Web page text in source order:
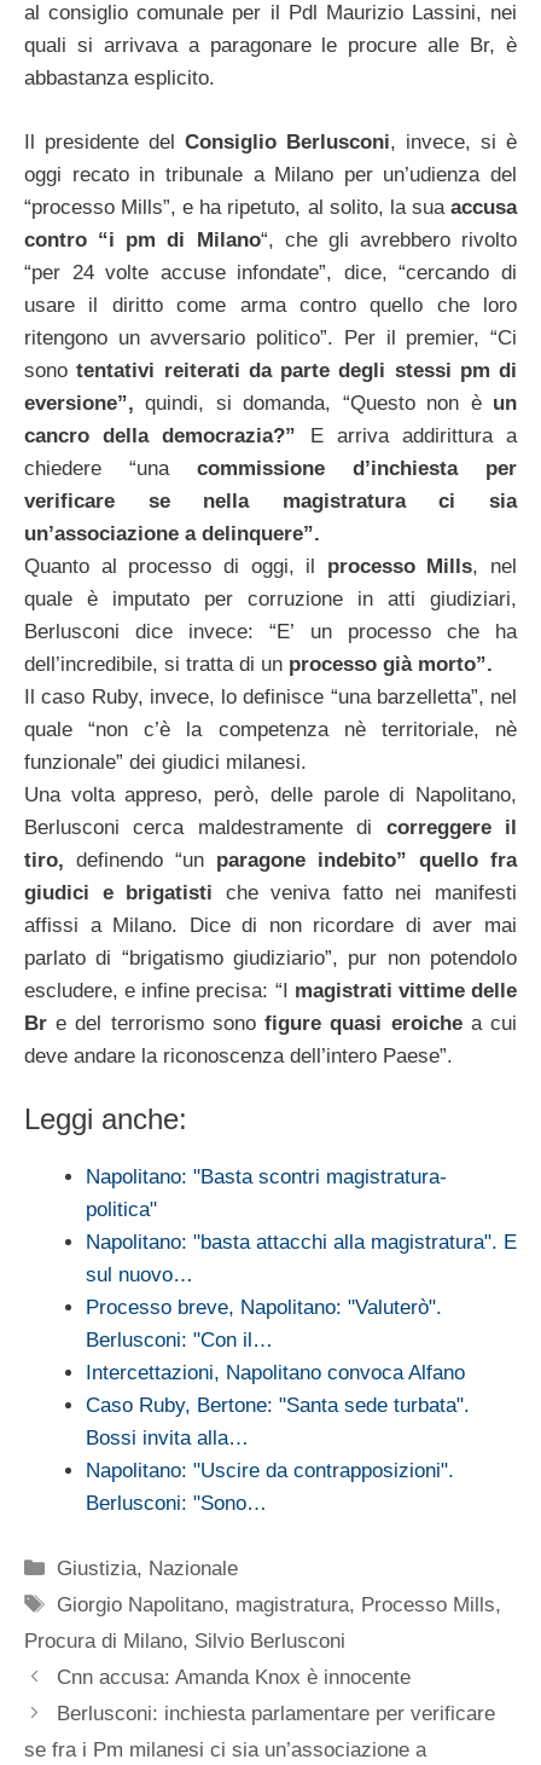
al consiglio comunale per il Pdl Maurizio Lassini, nei
quali si arrivava a paragonare le procure alle Br, è
abbastanza esplicito.
Il presidente del Consiglio Berlusconi, invece, si è
oggi recato in tribunale a Milano per un’udienza del
“processo Mills”, e ha ripetuto, al solito, la sua accusa
contro “i pm di Milano“, che gli avrebbero rivolto
“per 24 volte accuse infondate”, dice, “cercando di
usare il diritto come arma contro quello che loro
ritengono un avversario politico”. Per il premier, “Ci
sonotentativi reiterati da parte degli stessi pm di
eversione”, quindi, si domanda, “Questo non è un
cancro della democrazia?” E arriva addirittura a
chiedere “una commissione d’inchiesta per
verificare se nella magistratura ci sia
un’associazione a delinquere”.
Quanto al processo di oggi, il processo Mills, nel
quale è imputato per corruzione in atti giudiziari,
Berlusconi dice invece: “E’ un processo che ha
dell’incredibile, si tratta di un processo già morto”.
Il caso Ruby, invece, lo definisce “una barzelletta”, nel
quale “non c’è la competenza nè territoriale, nè
funzionale” dei giudici milanesi.
Una volta appreso, però, delle parole di Napolitano,
Berlusconi cerca maldestramente di correggere il
tiro, definendo “un paragone indebito” quello fra
giudici e brigatisti che veniva fatto nei manifesti
affissi a Milano. Dice di non ricordare di aver mai
parlato di “brigatismo giudiziario”, pur non potendolo
escludere, e infine precisa: “I magistrati vittime delle
Br e del terrorismo sonofigure quasi eroichea cui
deve andare la riconoscenza dell’intero Paese”.
Leggi anche:
Napolitano: "Basta scontri magistratura-
politica"
Napolitano: "basta attacchi alla magistratura". E
sul nuovo…
Processo breve, Napolitano: "Valuterò".
Berlusconi: "Con il…
Intercettazioni, Napolitano convoca Alfano
Caso Ruby, Bertone: "Santa sede turbata".
Bossi invita alla…
Napolitano: "Uscire da contrapposizioni".
Berlusconi: "Sono…
Categorie
Giustizia, Nazionale
Tag
Giorgio Napolitano, magistratura, Processo Mills,
Procura di Milano, Silvio Berlusconi
Cnn accusa: Amanda Knox è innocente
Berlusconi: inchiesta parlamentare per verificare
se fra i Pm milanesi ci sia un’associazione a